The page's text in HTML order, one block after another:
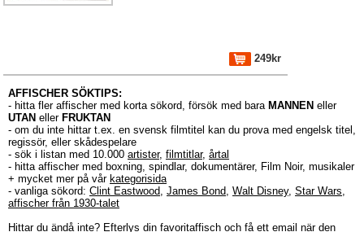
249kr
AFFISCHER SÖKTIPS:
- hitta fler affischer med korta sökord, försök med bara MANNEN eller
UTAN eller FRUKTAN
- om du inte hittar t.ex. en svensk filmtitel kan du prova med engelsk titel,
regissör, eller skådespelare
- sök i listan med 10.000 artister, filmtitlar, årtal
- hitta affischer med boxning, spindlar, dokumentärer, Film Noir, musikaler
+ mycket mer på vår kategorisida
- vanliga sökord: Clint Eastwood, James Bond, Walt Disney, Star Wars,
affischer från 1930-talet
Hittar du ändå inte? Efterlys din favoritaffisch och få ett email när den